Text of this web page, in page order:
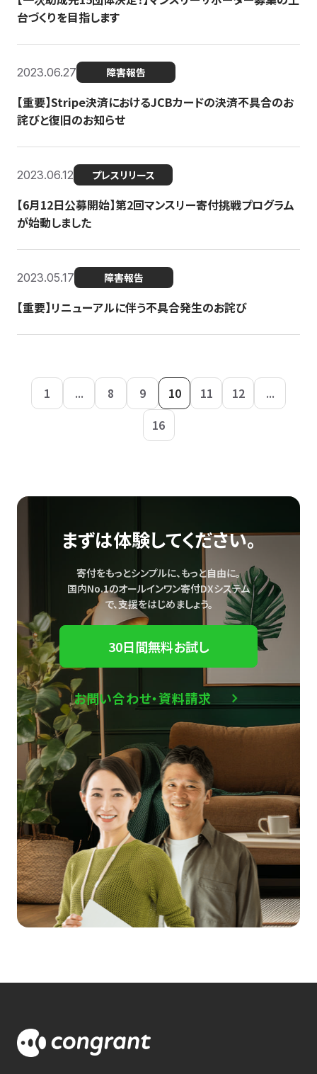
台づくりを目指します
2023.06.27 障害報告
【重要】Stripe決済におけるJCBカードの決済不具合のお
詫びと復旧のお知らせ
2023.06.12 プレスリリース
【6月12日公募開始】第2回マンスリー寄付挑戦プログラム
が始動しました
2023.05.17 障害報告
【重要】リニューアルに伴う不具合発生のお詫び
1 ... 8 9 10 11 12
...
16
まずは体験してください。
寄付をもっとシンプルに、もっと自由に。
国内No.1のオールインワン寄付DXシステム
で、支援をはじめましょう。
30日間無料お試し
お問い合わせ・資料請求